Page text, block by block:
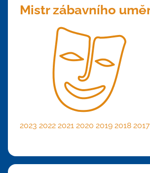
Mistr zábavního
2023 2022 2021 2020 2019 2018 2017